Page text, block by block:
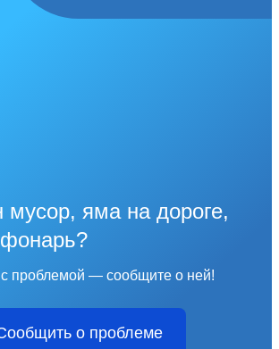
мусор, яма на дороге,
фонарь?
с проблемой — сообщите о ней!
о проблеме